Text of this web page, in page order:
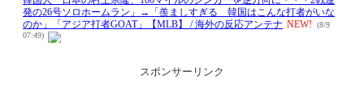
スポンサーリンク